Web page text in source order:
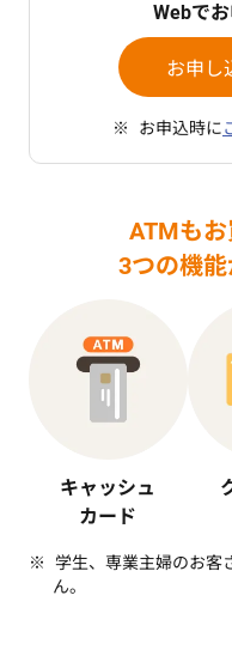
Webで
お申し
お申込時に
ATMも
3つの機
キャッシュ
カード
学生、専業主婦のお客
ん。